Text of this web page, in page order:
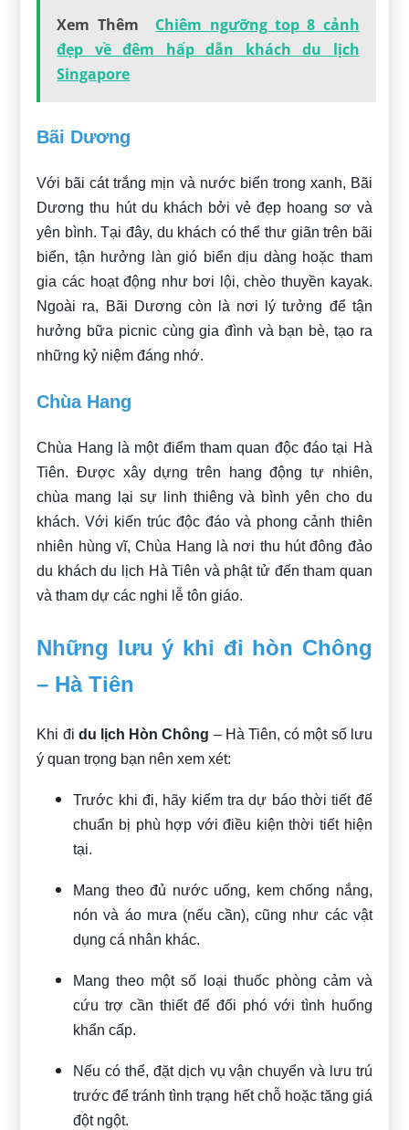
Xem Thêm
Chiêm ngưỡng top 8 cảnh
đẹp về đêm hấp dẫn khách du lịch
Singapore
Bãi Dương
Với bãi cát trắng mịn và nước biển trong xanh, Bãi
Dương thu hút du khách bởi vẻ đẹp hoang sơ và
yên bình. Tại đây, du khách có thể thư giãn trên bãi
biển, tận hưởng làn gió biển dịu dàng hoặc tham
gia các hoạt động như bơi lội, chèo thuyền kayak.
Ngoài ra, Bãi Dương còn là nơi lý tưởng để tận
hưởng bữa picnic cùng gia đình và bạn bè, tạo ra
những kỷ niệm đáng nhớ.
Chùa Hang
Chùa Hang là một điểm tham quan độc đáo tại Hà
Tiên. Được xây dựng trên hang động tự nhiên,
chùa mang lại sự linh thiêng và bình yên cho du
khách. Với kiến trúc độc đáo và phong cảnh thiên
nhiên hùng vĩ, Chùa Hang là nơi thu hút đông đảo
du khách du lịch Hà Tiên và phật tử đến tham quan
và tham dự các nghi lễ tôn giáo.
Những lưu ý khi đi hòn Chông
– Hà Tiên
Khi đi du lịch Hòn Chông – Hà Tiên, có một số lưu
ý quan trọng bạn nên xem xét:
Trước khi đi, hãy kiểm tra dự báo thời tiết để
chuẩn bị phù hợp với điều kiện thời tiết hiện
tại.
Mang theo đủ nước uống, kem chống nắng,
nón và áo mưa (nếu cần), cũng như các vật
dụng cá nhân khác.
Mang theo một số loại thuốc phòng cảm và
cứu trợ cần thiết để đối phó với tình huống
khẩn cấp.
Nếu có thể, đặt dịch vụ vận chuyển và lưu trú
trước để tránh tình trạng hết chỗ hoặc tăng giá
đột ngột.